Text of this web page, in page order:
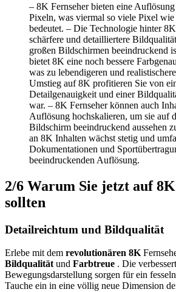
– 8K Fernseher bieten eine
Pixeln, was viermal so viele Pixel
bedeutet. – Die Technologie hinter
schärfere und detailliertere
großen Bildschirmen beeindruckend
bietet 8K eine noch bessere
was zu lebendigeren und
Umstieg auf 8K profitieren Sie von
Detailgenauigkeit und einer
war. – 8K Fernseher können auch
Auflösung hochskalieren, um sie auf
Bildschirm beeindruckend aussehen
an 8K Inhalten wächst stetig und
Dokumentationen und
beeindruckenden Auflösung.
2/6 Warum Sie jetzt auf
sollten
Detailreichtum und Bildqualität
Erlebe mit dem revolutionären 8K
Bildqualität und Farbtreue . Die
Bewegungsdarstellung sorgen für ein
Tauche ein in eine völlig neue Dimension